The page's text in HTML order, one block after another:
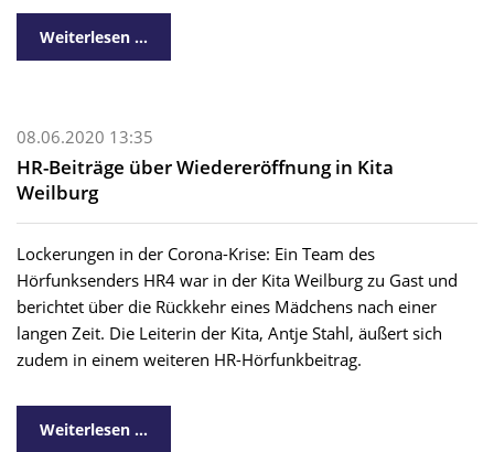
Weiterlesen …
08.06.2020 13:35
HR-Beiträge über Wiedereröffnung in Kita
Weilburg
Lockerungen in der Corona-Krise: Ein Team des
Hörfunksenders HR4 war in der Kita Weilburg zu Gast und
berichtet über die Rückkehr eines Mädchens nach einer
langen Zeit. Die Leiterin der Kita, Antje Stahl, äußert sich
zudem in einem weiteren HR-Hörfunkbeitrag.
Weiterlesen …